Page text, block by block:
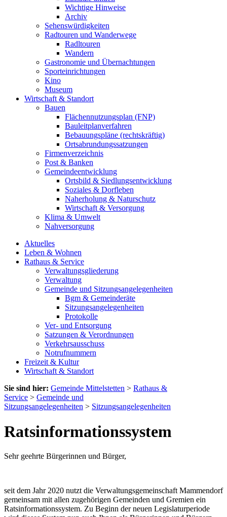
Wichtige Hinweise
Archiv
Sehenswürdigkeiten
Radtouren und Wanderwege
Radltouren
Wandern
Gastronomie und Übernachtungen
Sporteinrichtungen
Kino
Museum
Wirtschaft & Standort
Bauen
Flächennutzungsplan (FNP)
Bauleitplanverfahren
Bebauungspläne (rechtskräftig)
Ortsabrundungssatzungen
Firmenverzeichnis
Post & Banken
Gemeindeentwicklung
Ortsbild & Siedlungsentwicklung
Soziales & Dorfleben
Naherholung & Naturschutz
Wirtschaft & Versorgung
Klima & Umwelt
Nahversorgung
Aktuelles
Leben & Wohnen
Rathaus & Service
Verwaltungsgliederung
Verwaltung
Gemeinde und Sitzungsangelegenheiten
Bgm & Gemeinderäte
Sitzungsangelegenheiten
Protokolle
Ver- und Entsorgung
Satzungen & Verordnungen
Verkehrsausschuss
Notrufnummern
Freizeit & Kultur
Wirtschaft & Standort
Sie sind hier: Gemeinde Mittelstetten > Rathaus &
Service > Gemeinde und
Sitzungsangelegenheiten > Sitzungsangelegenheiten
Ratsinformationssystem
Sehr geehrte Bürgerinnen und Bürger,
seit dem Jahr 2020 nutzt die Verwaltungsgemeinschaft Mammendorf
gemeinsam mit allen zugehörigen Gemeinden und Gremien ein
Ratsinformationssystem. Zu Beginn der neuen Legislaturperiode